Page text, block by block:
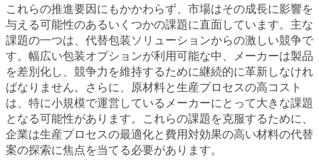
これらの推進要因にもかかわらず、市場はその成長に影響を
与える可能性のあるいくつかの課題に直面しています。主な
課題の一つは、代替包装ソリューションからの激しい競争で
す。幅広い包装オプションが利用可能な中、メーカーは製品
を差別化し、競争力を維持するために継続的に革新しなけれ
ばなりません。さらに、原材料と生産プロセスの高コスト
は、特に小規模で運営しているメーカーにとって大きな課題
となる可能性があります。これらの課題を克服するために、
企業は生産プロセスの最適化と費用対効果の高い材料の代替
案の探索に焦点を当てる必要があります。